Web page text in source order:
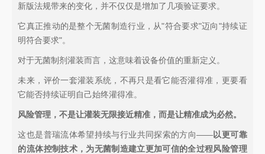
新版法规带来的变化，并不仅仅是增加了几项验证要求。
它真正推动的是整个无菌制造行业，从"符合要求"迈向"持续证
明符合要求"。
对于无菌制剂灌装而言，这意味着设备价值的重新定义。
未来，评价一套灌装系统，不再只是看它能否灌得准，更要看
它能否持续证明自己始终灌得准。
风险管理，不是让灌装无限接近精准，而是让精准成为必然。
这也是普瑞流体希望持续与行业共同探索的方向——以更可靠
的流体控制技术，为无菌制造建立更加可信的全过程风险管理